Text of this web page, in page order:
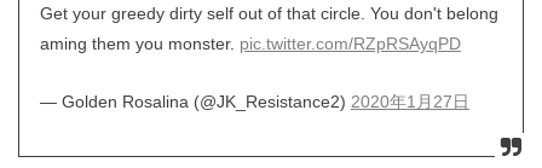
Get your greedy dirty self out of that circle. You don't belong
aming them you monster. pic.twitter.com/RZpRSAyqPD
— Golden Rosalina (@JK_Resistance2) 2020年1月27日